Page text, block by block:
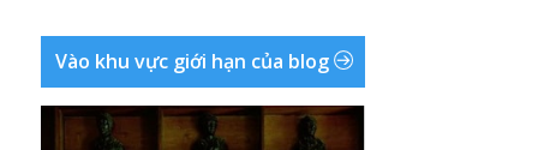
Vào khu vực giới hạn của blog